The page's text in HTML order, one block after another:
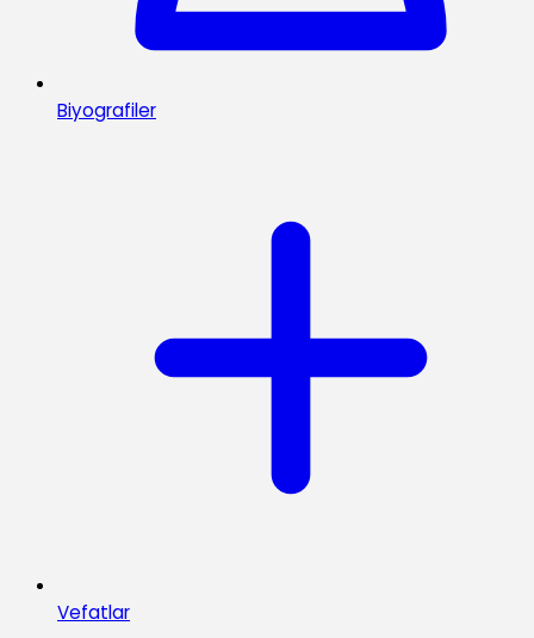
Biyografiler
Vefatlar